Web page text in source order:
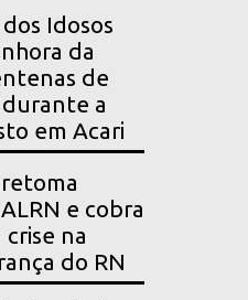
Idosos
da
de
a
em Acari
e cobra
na
do RN